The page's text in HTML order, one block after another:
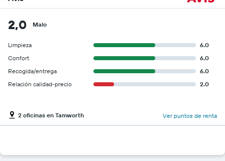
2,0 Malo
Limpieza
6.0
Confort
6.0
Recogida/entrega
6.0
Relación calidad-precio
2.0
2 oficinas en Tamworth Ver puntos de renta